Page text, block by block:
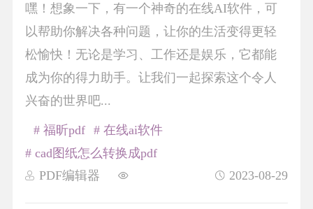
嘿！想象一下，有一个神奇的在线AI软件，可
以帮助你解决各种问题，让你的生活变得更轻
松愉快！无论是学习、工作还是娱乐，它都能
成为你的得力助手。让我们一起探索这个令人
兴奋的世界吧...
PDF编辑器 2023-08-29
# 福昕pdf
# 在线ai软件
# cad图纸怎么转换成pdf